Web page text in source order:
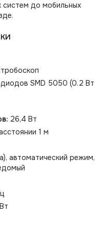
систем до мобильных
SMD 5050 (0.2 Вт
26,4 Вт
1 м
автоматический режим,